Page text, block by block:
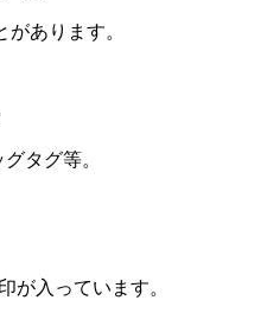
あります。
タグ等。
が入っています。